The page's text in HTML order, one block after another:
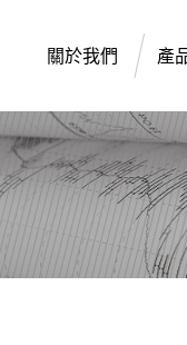
關於我們 產